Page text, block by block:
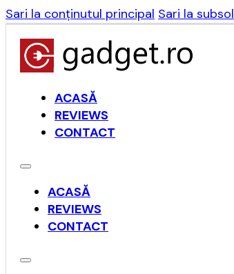
Sari la conținutul principal Sari la subsol
ACASĂ
REVIEWS
CONTACT
ACASĂ
REVIEWS
CONTACT